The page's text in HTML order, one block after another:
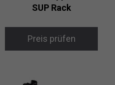
SUP Rack
Preis prüfen